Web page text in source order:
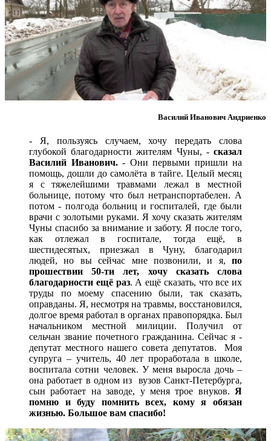
Василий Иванович Андриенко
- Я, пользуясь случаем, хочу передать слова
глубокой благодарности жителям Чуны, - сказал
Василий Иванович.- Они первыми пришли на
помощь, дошли до самолёта в тайге. Целый месяц
я с тяжелейшими травмами лежал в местной
больнице, потому что был нетранспортабелен. А
потом - полгода больниц и госпиталей, где были
врачи с золотыми руками. Я хочу сказать жителям
Чуны спасибо за внимание и заботу. Я после того,
как отлежал в госпитале, тогда ещё, в
шестидесятых, приезжал в Чуну, благодарил
людей, но вы сейчас мне позвонили, и я, по
прошествии 50-ти лет, хочу сказать слова
благодарности ещё раз. А ещё сказать, что все их
труды по моему спасению были, так сказать,
оправданы. Я, несмотря на травмы, восстановился,
долгое время работал в органах правопорядка. Был
начальником местной милиции. Получил от
сельчан звание почетного гражданина. Сейчас я -
депутат местного нашего совета депутатов. Моя
супруга – учитель, 40 лет проработала в школе,
воспитала сотни человек. У меня выросла дочь –
она работает в одном из вузов Санкт-Петербурга,
сын работает на заводе, у меня трое внуков. Я
помню и буду помнить всех, кому я обязан
жизнью. Большое вам спасибо!